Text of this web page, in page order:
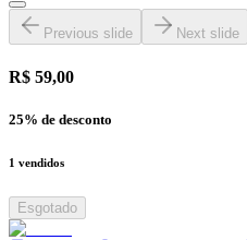
Previous slide Next slide
R$ 59,00
25% de desconto
1 vendidos
Esgotado